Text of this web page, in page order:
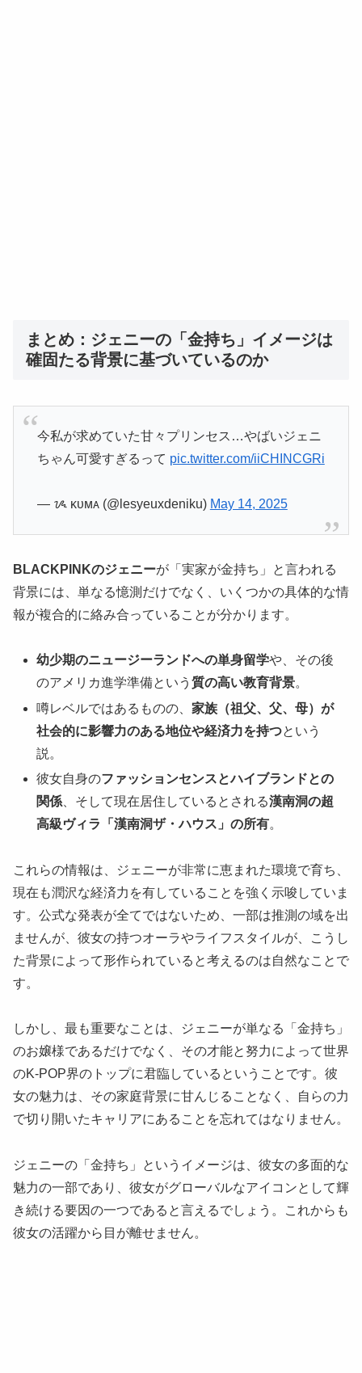
まとめ：ジェニーの「金持ち」イメージは
確固たる背景に基づいているのか
今私が求めていた甘々プリンセス…やばいジェニ
ちゃん可愛すぎるって pic.twitter.com/iiCHINCGRi
— ᝰ ᴋᴜᴍᴀ (@lesyeuxdeniku) May 14, 2025
BLACKPINKのジェニーが「実家が金持ち」と言われる
背景には、単なる憶測だけでなく、いくつかの具体的な情
報が複合的に絡み合っていることが分かります。
幼少期のニュージーランドへの単身留学や、その後
のアメリカ進学準備という質の高い教育背景。
噂レベルではあるものの、家族（祖父、父、母）が
社会的に影響力のある地位や経済力を持つという
説。
彼女自身のファッションセンスとハイブランドとの
関係 、そして現在居住しているとされる漢南洞の超
高級ヴィラ「漢南洞ザ・ハウス」の所有。
これらの情報は、ジェニーが非常に恵まれた環境で育ち、
現在も潤沢な経済力を有していることを強く示唆していま
す。公式な発表が全てではないため、一部は推測の域を出
ませんが、彼女の持つオーラやライフスタイルが、こうし
た背景によって形作られていると考えるのは自然なことで
す。
しかし、最も重要なことは、ジェニーが単なる「金持ち」
のお嬢様であるだけでなく、その才能と努力によって世界
のK-POP界のトップに君臨しているということです。彼
女の魅力は、その家庭背景に甘んじることなく、自らの力
で切り開いたキャリアにあることを忘れてはなりません。
ジェニーの「金持ち」というイメージは、彼女の多面的な
魅力の一部であり、彼女がグローバルなアイコンとして輝
き続ける要因の一つであると言えるでしょう。これからも
彼女の活躍から目が離せません。